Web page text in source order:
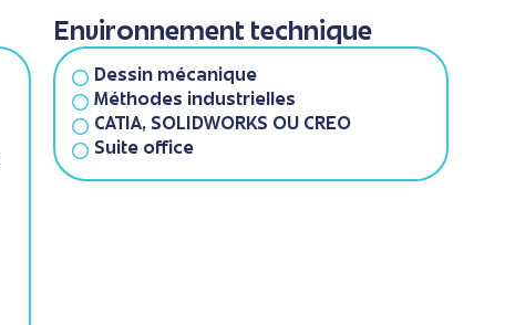
Environnement technique
Dessin mécanique
Méthodes industrielles
CATIA, SOLIDWORKS OU CREO
Suite office